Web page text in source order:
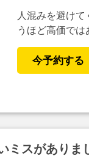
人混みを避け
うほど高価では
今予約する
ミスがありま